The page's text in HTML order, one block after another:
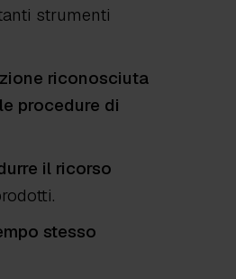
strumenti
riconosciuta
procedure di
il ricorso
stesso